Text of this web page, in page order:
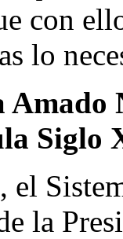
con
lo
Siglo
el
la